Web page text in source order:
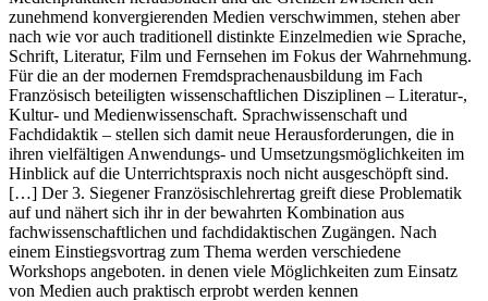
zunehmend konvergierenden Medien verschwimmen, stehen aber
nach wie vor auch traditionell distinkte Einzelmedien wie Sprache,
Schrift, Literatur, Film und Fernsehen im Fokus der Wahrnehmung.
Für die an der modernen Fremdsprachenausbildung im Fach
Französisch beteiligten wissenschaftlichen Disziplinen – Literatur-,
Kultur- und Medienwissenschaft. Sprachwissenschaft und
Fachdidaktik – stellen sich damit neue Herausforderungen, die in
ihren vielfältigen Anwendungs- und Umsetzungsmöglichkeiten im
Hinblick auf die Unterrichtspraxis noch nicht ausgeschöpft sind.
[…] Der 3. Siegener Französischlehrertag greift diese Problematik
auf und nähert sich ihr in der bewahrten Kombination aus
fachwissenschaftlichen und fachdidaktischen Zugängen. Nach
einem Einstiegsvortrag zum Thema werden verschiedene
Workshops angeboten. in denen viele Möglichkeiten zum Einsatz
von Medien auch praktisch erprobt werden kennen